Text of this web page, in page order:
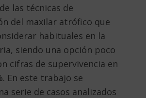
las técnicas de
del maxilar atrófico que
habituales en la
siendo una opción poco
cifras de supervivencia en
En este trabajo se
serie de casos analizados